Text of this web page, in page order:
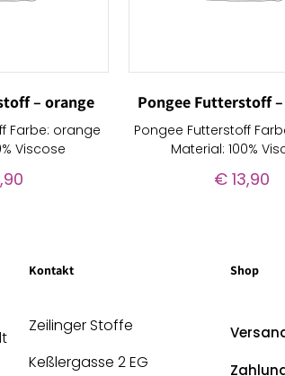
– orange
Farbe: orange
Viscose
Pongee Futterstoff
Pongee Futterstoff
Material: 100%
€13,90
Kontakt
Zeilinger Stoffe
Keßlergasse 2 EG
Shop